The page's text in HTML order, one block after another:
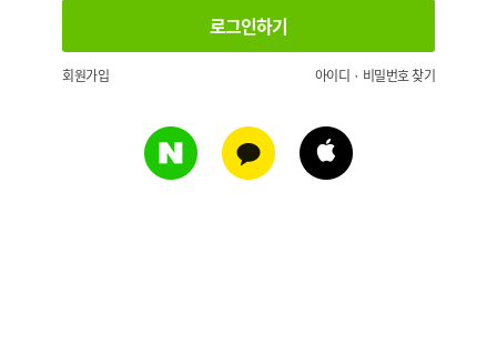
회원가입 아이디 · 비밀번호 찾기